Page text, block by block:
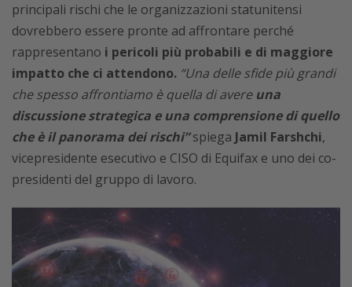
principali rischi che le organizzazioni statunitensi
dovrebbero essere pronte ad affrontare perché
rappresentano i pericoli più probabili e di maggiore
impatto che ci attendono. “Una delle sfide più grandi
che spesso affrontiamo è quella di avere una
discussione strategica e una comprensione di quello
che è il panorama dei rischi”spiega Jamil Farshchi,
vicepresidente esecutivo e CISO di Equifax e uno dei co-
presidenti del gruppo di lavoro.